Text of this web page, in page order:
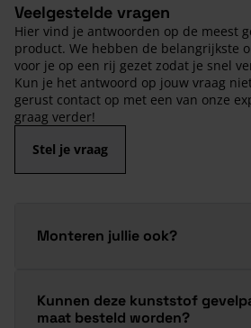
Veelgestelde vragen
Hier vind je antwoorden op de meest
product. We hebben de belangrijkste
voor je op een rij gezet zodat je snel
Kun je het antwoord op jouw vraag
gerust contact op met een van onze
graag verder!
Stel je vraag
Monteren jullie ook?
Kunnen deze kunststof
maat besteld worden?